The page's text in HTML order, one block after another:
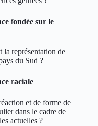
fondée sur le
la représentation de
du Sud ?
raciale
et de forme de
dans le cadre de
actuelles ?